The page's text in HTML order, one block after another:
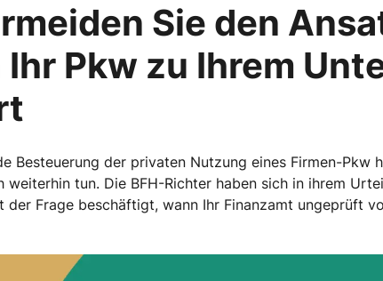
Sie den
Ihr Pkw zu Ihrem
Besteuerung der privaten Nutzung eines Firmen-Pkw
weiterhin tun. Die BFH-Richter haben sich in ihrem
der Frage beschäftigt, wann Ihr Finanzamt ungeprüft